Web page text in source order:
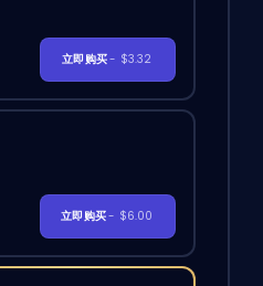
立即购买- $3.32
立即购买- $6.00